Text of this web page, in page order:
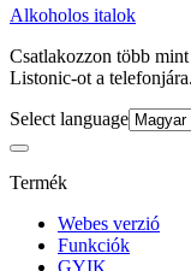
Alkoholos italok
Csatlakozzon több
Listonic-ot a telefonjára.
Select language
Termék
Webes verzió
Funkciók
GYIK